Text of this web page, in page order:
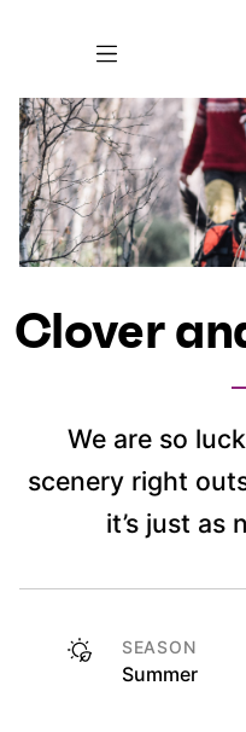
Clover
We are so
scenery right
it’s just as
SEASON
Summer